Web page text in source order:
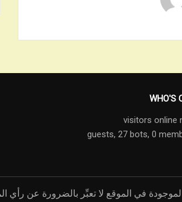
WHO'S
27 bots, 0
في الموقع لا تعبِّر بالضرورة عن رأي